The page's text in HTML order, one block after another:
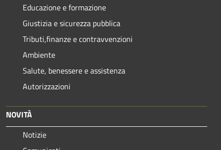
Educazione e formazione
Giustizia e sicurezza pubblica
Tributi,finanze e contravvenzioni
Ambiente
Salute, benessere e assistenza
Autorizzazioni
NOVITÀ
Notizie